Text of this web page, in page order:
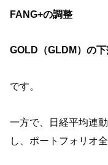
FANG+の調整
GOLD（GLDM）の下
です。
一方で、日経平均連
し、ポートフォリオ